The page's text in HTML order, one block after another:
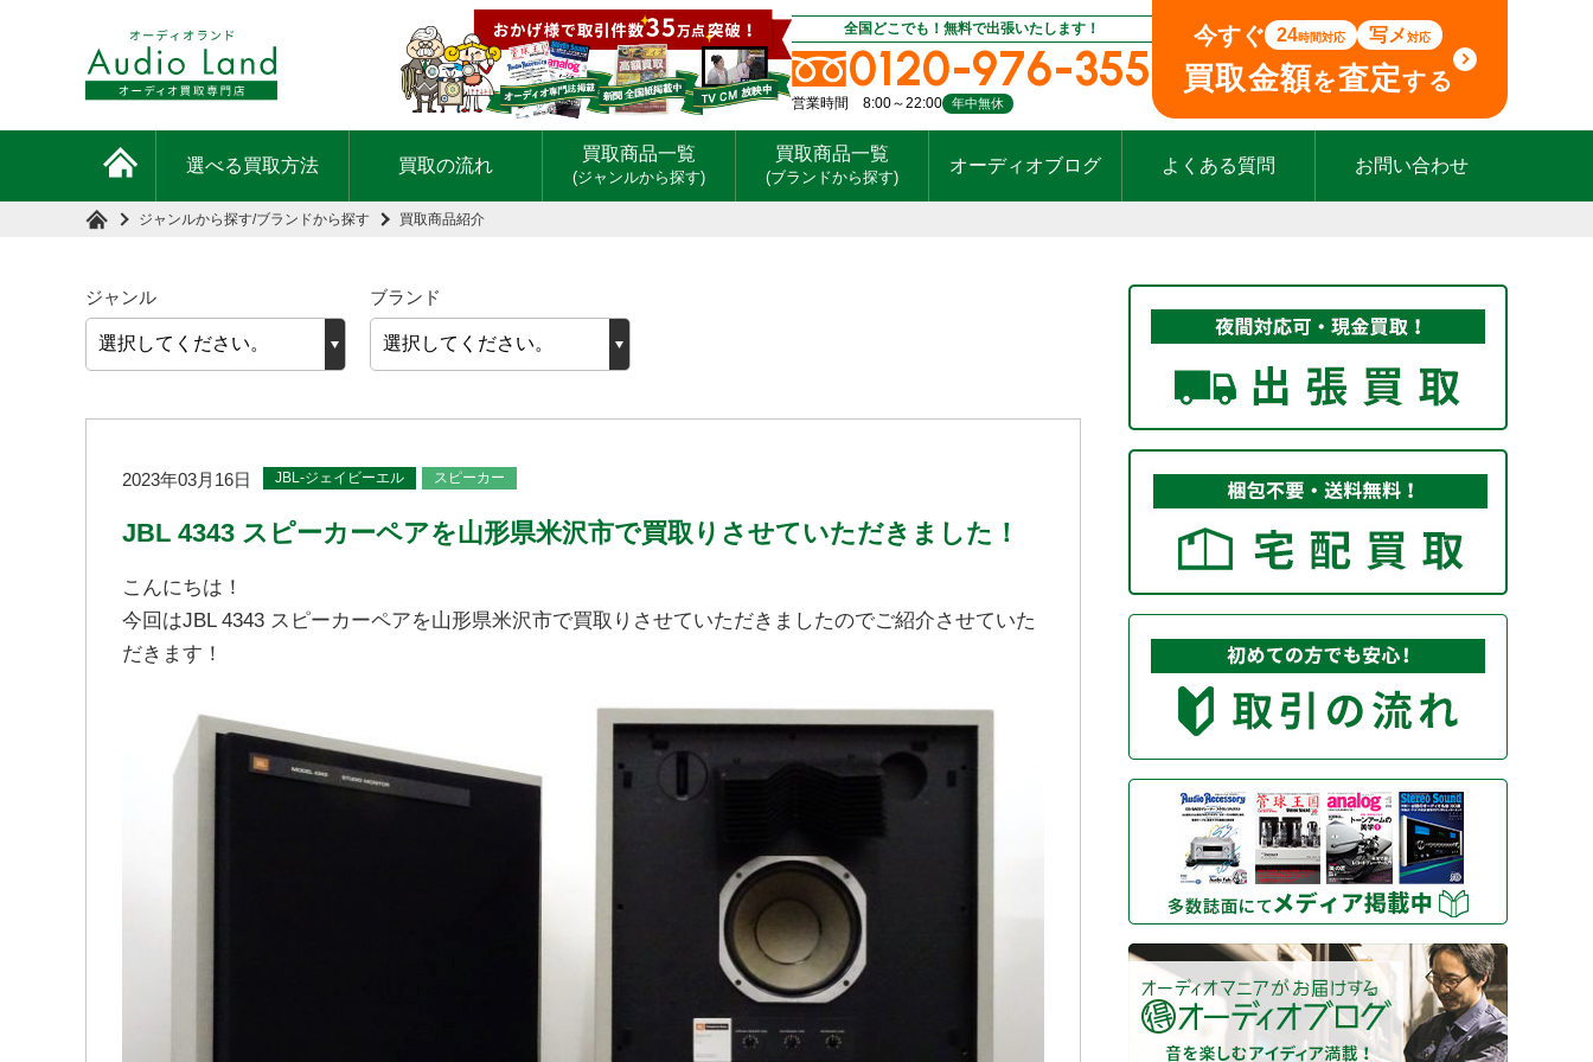
全国どこでも！無料で出張いたします！
0120-976-355
営業時間 8:00～22:00 年中無休
今すぐ 24時間対応 写メ対応
買取金額を査定する
選べる買取方法 買取の流れ
買取商品一覧
(ジャンルから探す)
買取商品一覧
(ブランドから探す)
オーディオブログ よくある質問 お問い合わせ
ジャンルから探す/ブランドから探す 買取商品紹介
ジャンル ブランド
2023年03月16日 JBL-ジェイビーエル スピーカー
JBL 4343 スピーカーペアを山形県米沢市で買取りさせていただきました！
こんにちは！
今回はJBL 4343 スピーカーペアを山形県米沢市で買取りさせていただきましたのでご紹介させていた
だきます！